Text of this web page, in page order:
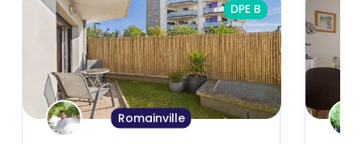
DPE B
Romainville